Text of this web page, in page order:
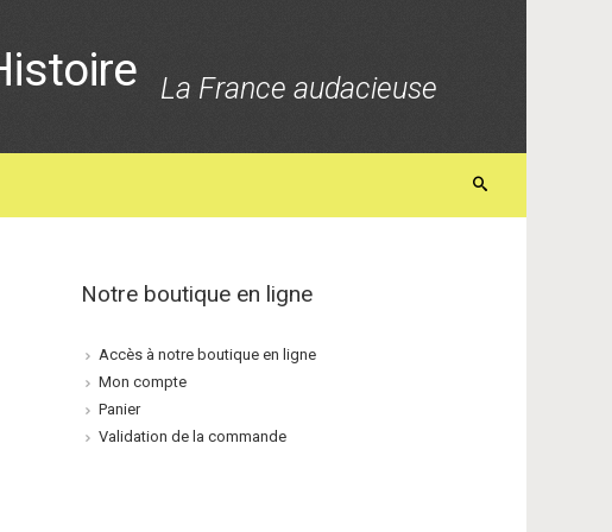
La France audacieuse
Notre boutique en ligne
Accès à notre boutique en ligne
Mon compte
Panier
Validation de la commande